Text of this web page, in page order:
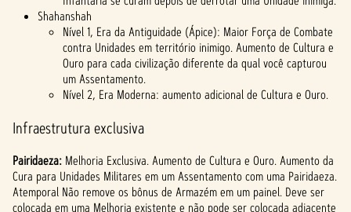
Shahanshah
Nível 1, Era da Antiguidade (Ápice): Maior Força de Combate
contra Unidades em território inimigo. Aumento de Cultura e
Ouro para cada civilização diferente da qual você capturou
um Assentamento.
Nível 2, Era Moderna: aumento adicional de Cultura e Ouro.
Infraestrutura exclusiva
Pairidaeza: Melhoria Exclusiva. Aumento de Cultura e Ouro. Aumento da
Cura para Unidades Militares em um Assentamento com uma Pairidaeza.
Atemporal Não remove os bônus de Armazém em um painel. Deve ser
colocada em uma Melhoria existente e não pode ser colocada adjacente